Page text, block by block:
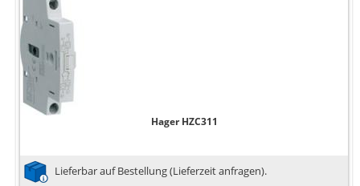
Hager HZC311
Lieferbar auf Bestellung (Lieferzeit anfragen).